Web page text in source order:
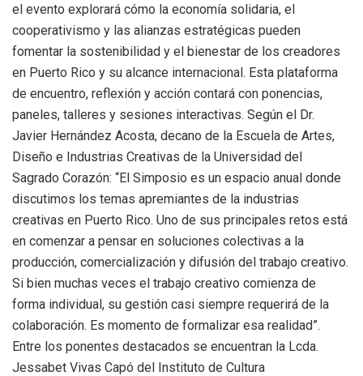
el evento explorará cómo la economía solidaria, el
cooperativismo y las alianzas estratégicas pueden
fomentar la sostenibilidad y el bienestar de los creadores
en Puerto Rico y su alcance internacional. Esta plataforma
de encuentro, reflexión y acción contará con ponencias,
paneles, talleres y sesiones interactivas. Según el Dr.
Javier Hernández Acosta, decano de la Escuela de Artes,
Diseño e Industrias Creativas de la Universidad del
Sagrado Corazón: “El Simposio es un espacio anual donde
discutimos los temas apremiantes de la industrias
creativas en Puerto Rico. Uno de sus principales retos está
en comenzar a pensar en soluciones colectivas a la
producción, comercialización y difusión del trabajo creativo.
Si bien muchas veces el trabajo creativo comienza de
forma individual, su gestión casi siempre requerirá de la
colaboración. Es momento de formalizar esa realidad”.
Entre los ponentes destacados se encuentran la Lcda.
Jessabet Vivas Capó del Instituto de Cultura